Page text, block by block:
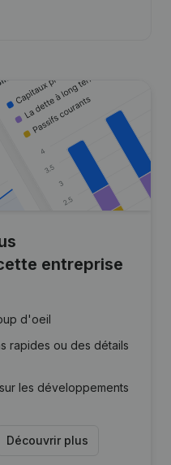
entreprise
d'oeil
rapides ou des détails
les développements
Découvrir plus